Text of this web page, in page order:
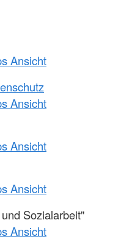
Ansicht
Ansicht
Ansicht
Ansicht
Sozialarbeit"
Ansicht